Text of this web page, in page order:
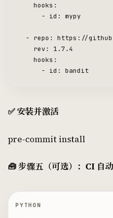
    hooks:
      -
id : mypy
  -
repo: https: //
    rev:
1.7 .4
    hooks:
      -
id : bandit
✅ 安装并激活
pre-commit install
🧰 步骤五（可选）：CI 自
PYTHON